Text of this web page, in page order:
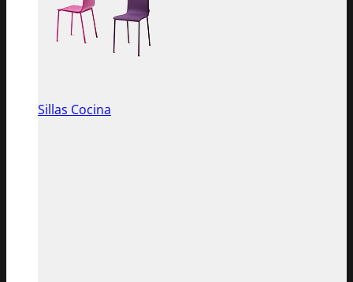
Sillas Cocina